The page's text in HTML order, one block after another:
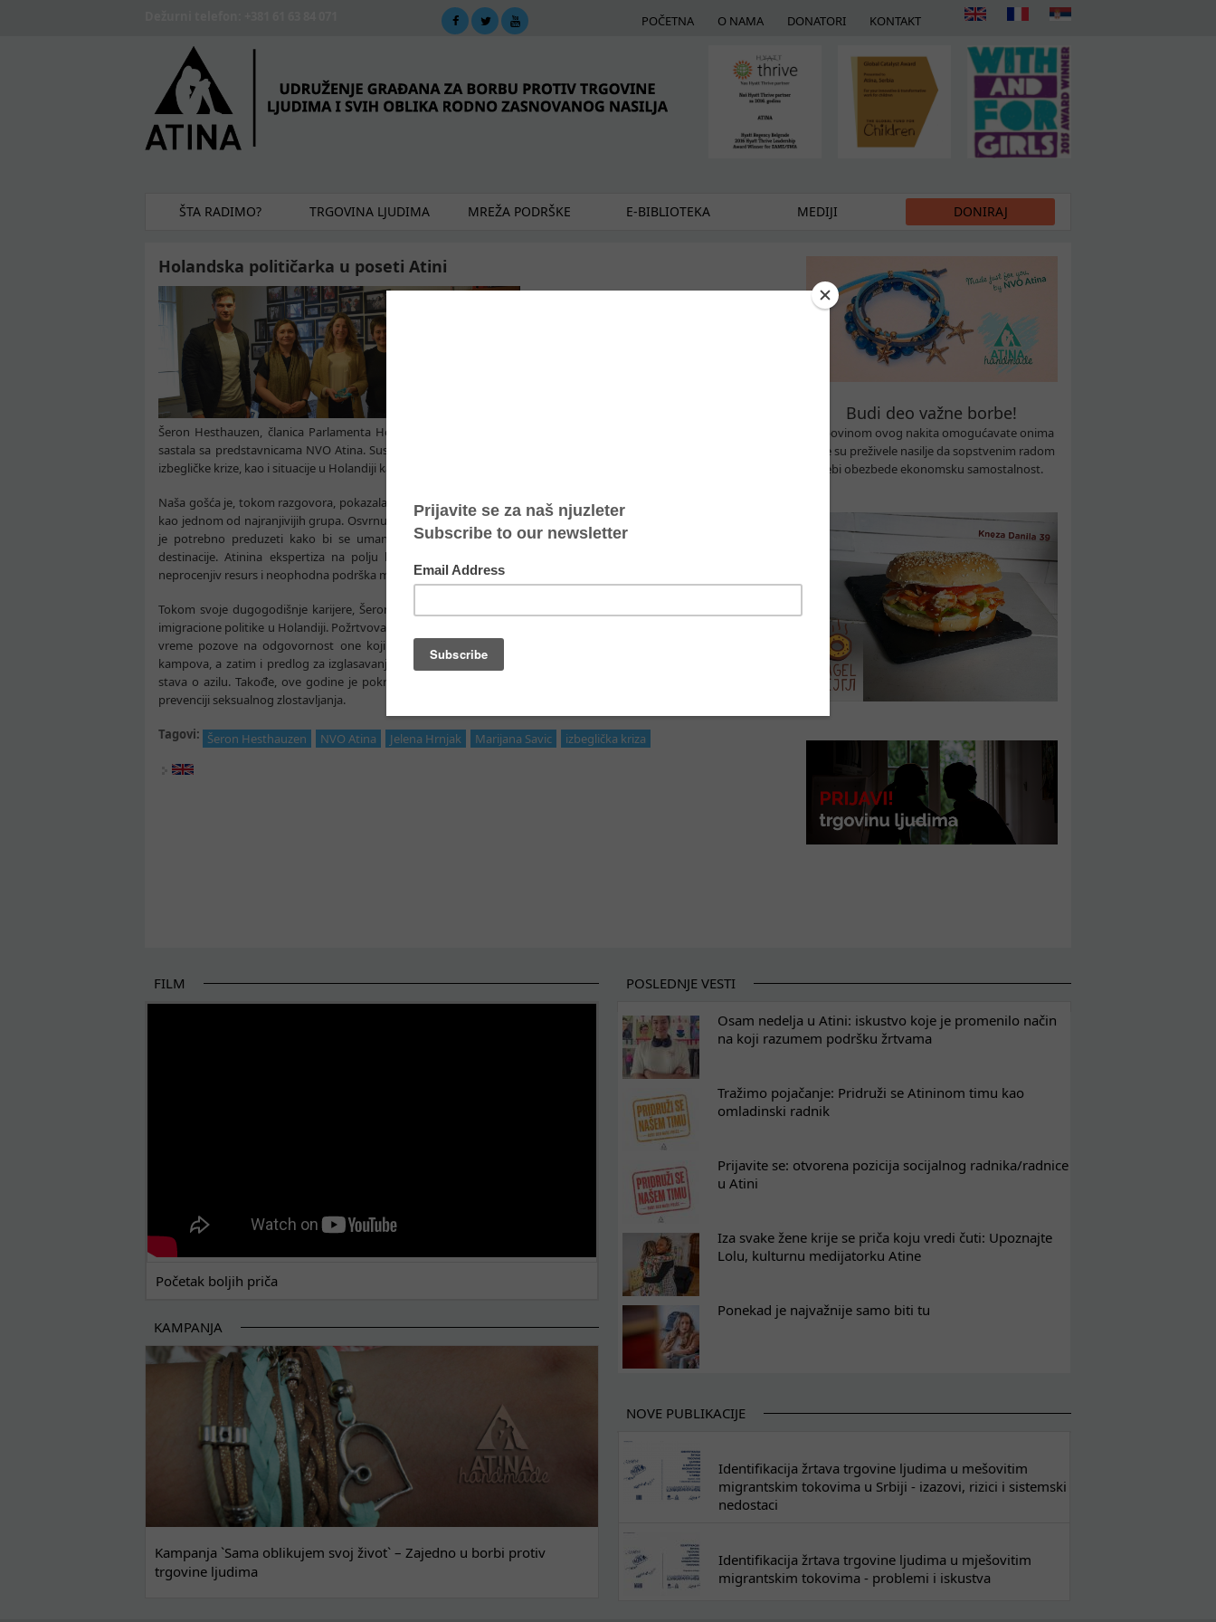
POČETNA O NAMA DONATORI KONTAKT
ŠTA RADIMO? TRGOVINA LJUDIMA MREŽA PODRŠKE E-BIBLIOTEKA MEDIJI DONIRAJ
Holandska političarka u poseti Atini
Šeron Hesthauzen, članica Parlamenta Holandije i Socijalističke partije Holandije, se u okviru posete SCI Srbiji,
sastala sa predstavnicama NVO Atina. Susret je protekao u pozitivnoj atmosferi i plodonosnoj diskusiji na temu
izbegličke krize, kao i situacije u Holandiji kada je reč o nacionalnim politikama i integraciji.
Naša gošća je, tokom razgovora, pokazala posebno interesovanje za iskustva Atine u radu sa decom izbeglicama
kao jednom od najranjivijih grupa. Osvrnula se i na aktuelne trendove koji prate ovo pitanje, kao i na korake koje
je potrebno preduzeti kako bi se umanjili rizici kojima su deca izložena tokom puta i u zemljama krajnje
destinacije. Atinina ekspertiza na polju borbe protiv trgovine ljudima u ovom kontekstu je označena kao
neprocenjiv resurs i neophodna podrška mladima koji su preživeli ovakvo iskustvo, ili se nalaze u riziku.
Tokom svoje dugogodišnje karijere, Šeron Hesthauzen se prevashodno fokusirala na ekonomska pitanja, azil i
imigracione politike u Holandiji. Požrtvovana je i neumorna u svojoj borbi da podrži i zaštiti obespravljene, i u isto
vreme pozove na odgovornost one koji su na položajima moći. Podnela je predlog za obustavu evakuacije
kampova, a zatim i predlog za izglasavanje nepoverenja državnom sekretaru 2013. godine, povodom njegovog
stava o azilu. Takođe, ove godine je pokrenula inicijativu da se započne istraga o ulozi i odgovornosti vlade u
prevenciji seksualnog zlostavljanja.
Tagovi: Šeron Hesthauzen NVO Atina Jelena Hrnjak Marijana Savic izbeglička kriza
Budi deo važne borbe!
Kupovinom ovog nakita omogućavate onima
koje su preživele nasilje da sopstvenim radom
sebi obezbede ekonomsku samostalnost.
FILM
Početak boljih priča
KAMPANJA
Kampanja `Sama oblikujem svoj život` – Zajedno u borbi protiv
trgovine ljudima
POSLEDNJE VESTI
Osam nedelja u Atini: iskustvo koje je promenilo način
na koji razumem podršku žrtvama
Tražimo pojačanje: Pridruži se Atininom timu kao
omladinski radnik
Prijavite se: otvorena pozicija socijalnog radnika/radnice
u Atini
Iza svake žene krije se priča koju vredi čuti: Upoznajte
Lolu, kulturnu medijatorku Atine
Ponekad je najvažnije samo biti tu
NOVE PUBLIKACIJE
Identifikacija žrtava trgovine ljudima u mešovitim
migrantskim tokovima u Srbiji - izazovi, rizici i sistemski
nedostaci
Identifikacija žrtava trgovine ljudima u mješovitim
migrantskim tokovima - problemi i iskustva